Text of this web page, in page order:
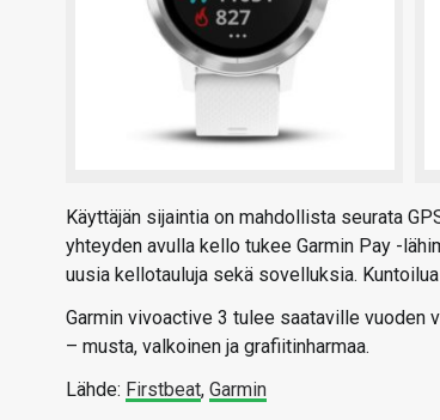
Käyttäjän sijaintia on mahdollista seurata
yhteyden avulla kello tukee Garmin Pay -
uusia kellotauluja sekä sovelluksia.
Garmin vivoactive 3 tulee saataville vuoden
– musta, valkoinen ja grafiitinharmaa.
Lähde: Firstbeat, Garmin